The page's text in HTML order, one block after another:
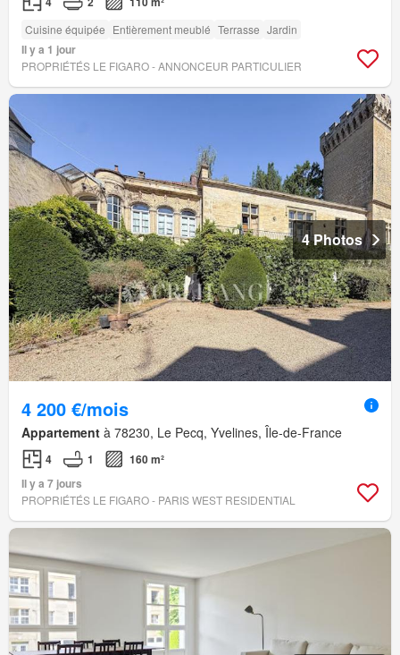
Cuisine équipée Entièrement meublé Terrasse Jardin
Il y a 1 jour
PROPRIÉTÉS LE FIGARO - ANNONCEUR PARTICULIER
4 Photos
4 200 €/mois
Appartement à 78230, Le Pecq, Yvelines, Île-de-France
4 1
160 m²
Il y a 7 jours
PROPRIÉTÉS LE FIGARO - PARIS WEST RESIDENTIAL